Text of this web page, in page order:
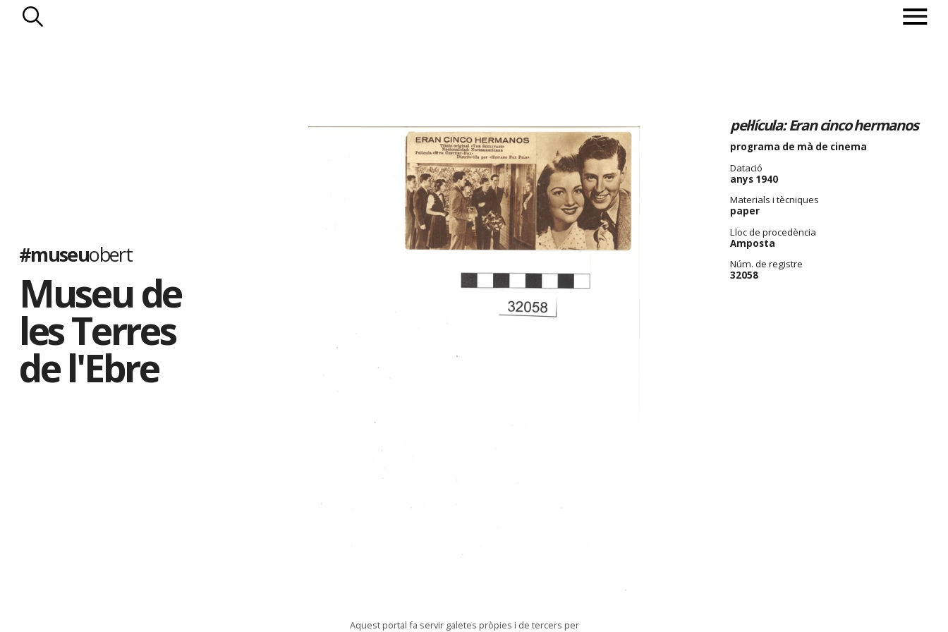
#museuobert
Museu de
les Terres
de l'Ebre
pel·lícula: Eran cinco hermanos
programa de mà de cinema
Datació
anys 1940
Materials i tècniques
paper
Lloc de procedència
Amposta
Núm. de registre
32058
Aquest portal fa servir galetes pròpies i de tercers per